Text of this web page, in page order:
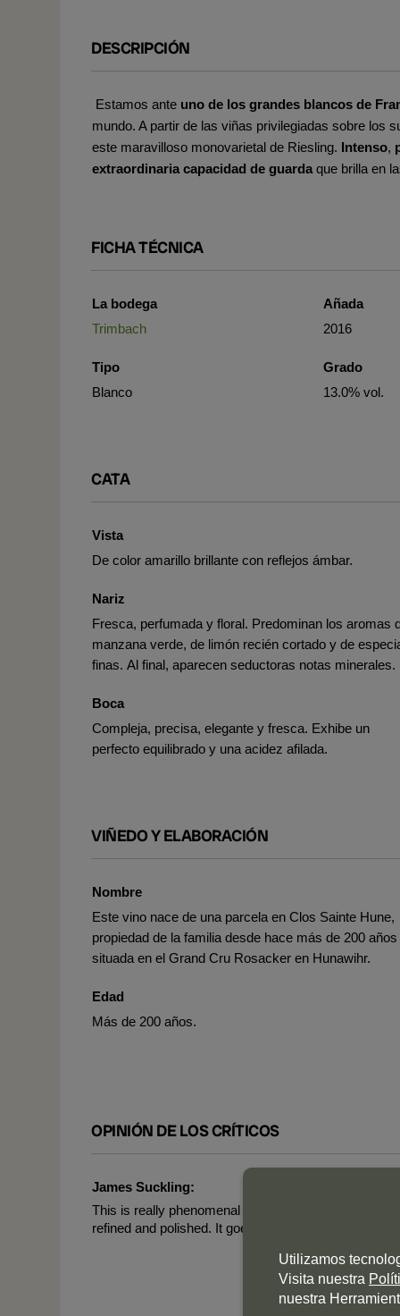
DESCRIPCIÓN
Estamos ante uno de los grandes blancos de
mundo. A partir de las viñas privilegiadas sobre los
este maravilloso monovarietal de Riesling. Intenso,
extraordinaria capacidad de guarda que brilla en
FICHA TÉCNICA
La bodega
Trimbach
Tipo
Blanco
Añada
2016
Grado
13.0% vol.
CATA
Vista
De color amarillo brillante con reflejos ámbar.
Nariz
Fresca, perfumada y floral. Predominan los aromas
manzana verde, de limón recién cortado y de
finas. Al final, aparecen seductoras notas minerales.
Boca
Compleja, precisa, elegante y fresca. Exhibe un
perfecto equilibrado y una acidez afilada.
VIÑEDO Y ELABORACIÓN
Nombre
Este vino nace de una parcela en Clos Sainte Hune,
propiedad de la familia desde hace más de 200
situada en el Grand Cru Rosacker en Hunawihr.
Edad
Más de 200 años.
OPINIÓN DE LOS CRÍTICOS
James Suckling:
This is really phenomenal with such compact fruit
refined and polished. It goes on for days. Glorious!
Utilizamos
Visita nuestra
nuestra